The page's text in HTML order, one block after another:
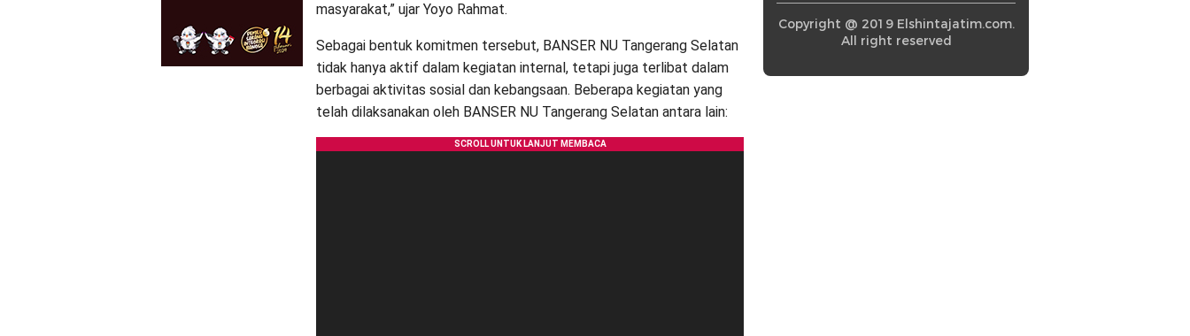
masyarakat,” ujar Yoyo Rahmat.
Sebagai bentuk komitmen tersebut, BANSER NU Tangerang Selatan
tidak hanya aktif dalam kegiatan internal, tetapi juga terlibat dalam
berbagai aktivitas sosial dan kebangsaan. Beberapa kegiatan yang
telah dilaksanakan oleh BANSER NU Tangerang Selatan antara lain:
Copyright @ 2019 Elshintajatim.com.
All right reserved